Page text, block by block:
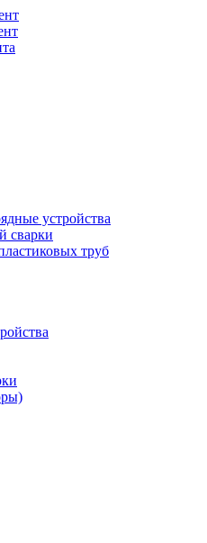
устройства
сварки
труб